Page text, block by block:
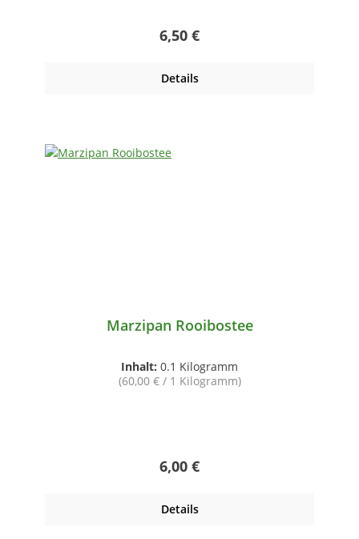
Regulärer Preis:
6,50 €
Details
Marzipan Rooibostee
Inhalt: 0.1 Kilogramm
(60,00 € / 1 Kilogramm)
Regulärer Preis:
6,00 €
Details